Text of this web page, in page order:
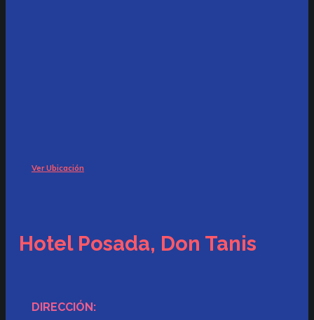
Ver Ubicación
Hotel Posada, Don Tanis
DIRECCIÓN: